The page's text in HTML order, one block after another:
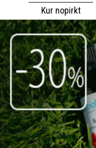
Kur nopirkt